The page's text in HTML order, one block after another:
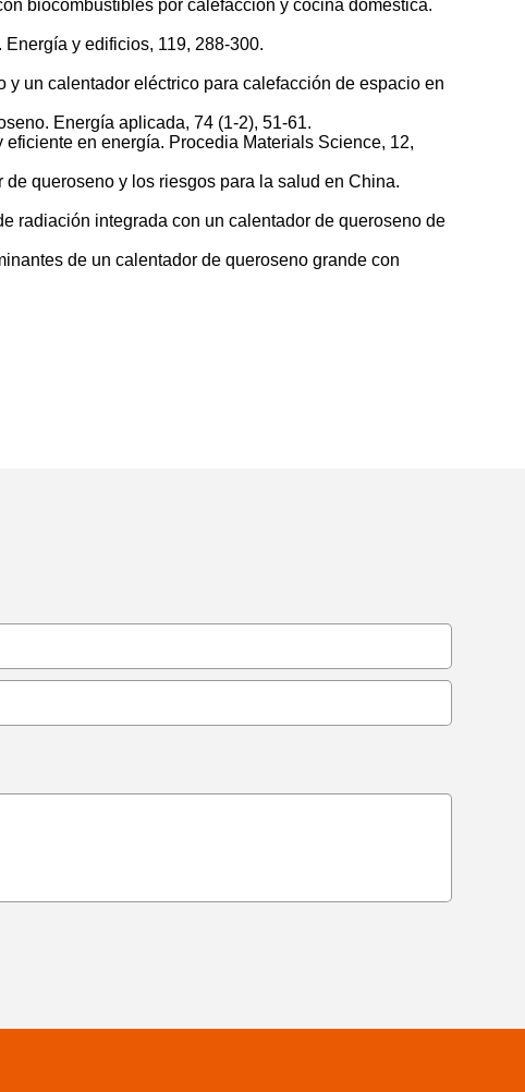
biocombustibles por calefacción y cocina doméstica.
y edificios, 119, 288-300.
y un calentador eléctrico para calefacción de espacio en
Energía aplicada, 74 (1-2), 51-61.
en energía. Procedia Materials Science, 12,
queroseno y los riesgos para la salud en China.
radiación integrada con un calentador de queroseno de
de un calentador de queroseno grande con